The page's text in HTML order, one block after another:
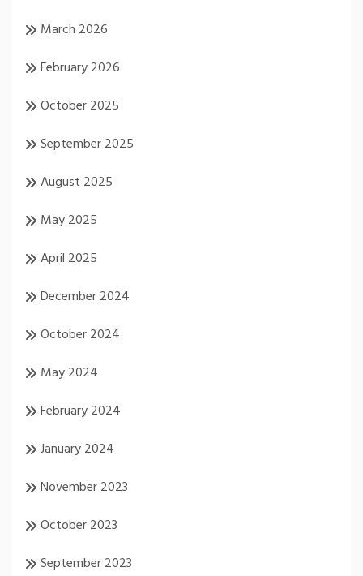
March 2026
February 2026
October 2025
September 2025
August 2025
May 2025
April 2025
December 2024
October 2024
May 2024
February 2024
January 2024
November 2023
October 2023
September 2023